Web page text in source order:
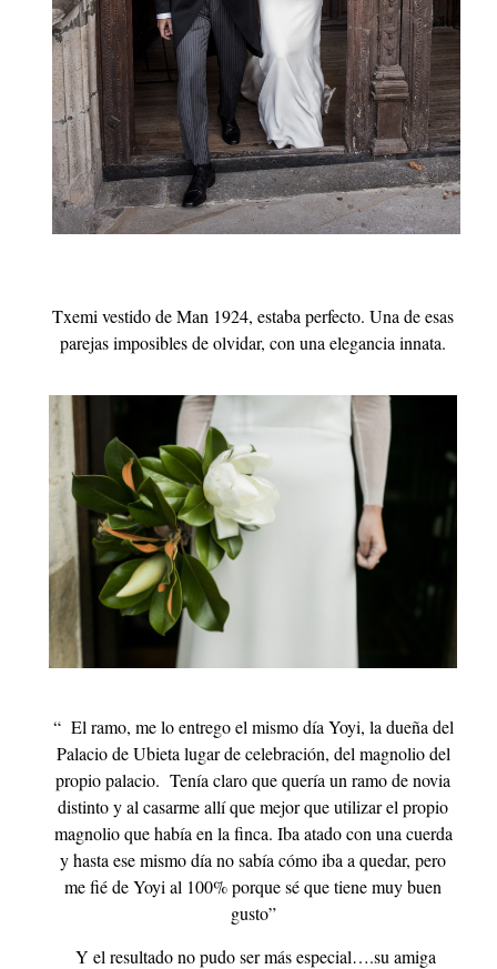
Txemi vestido de Man 1924, estaba perfecto. Una de esas
parejas imposibles de olvidar, con una elegancia innata.
“ El ramo, me lo entrego el mismo día Yoyi, la dueña del
Palacio de Ubieta lugar de celebración, del magnolio del
propio palacio. Tenía claro que quería un ramo de novia
distinto y al casarme allí que mejor que utilizar el propio
magnolio que había en la finca. Iba atado con una cuerda
y hasta ese mismo día no sabía cómo iba a quedar, pero
me fié de Yoyi al 100% porque sé que tiene muy buen
gusto”
Y el resultado no pudo ser más especial….su amiga